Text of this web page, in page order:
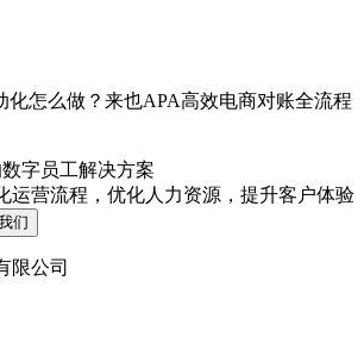
化怎么做？来也APA高效电商对账全流程
字员工解决方案
运营流程，优化人力资源，提升客户体验
们
限公司